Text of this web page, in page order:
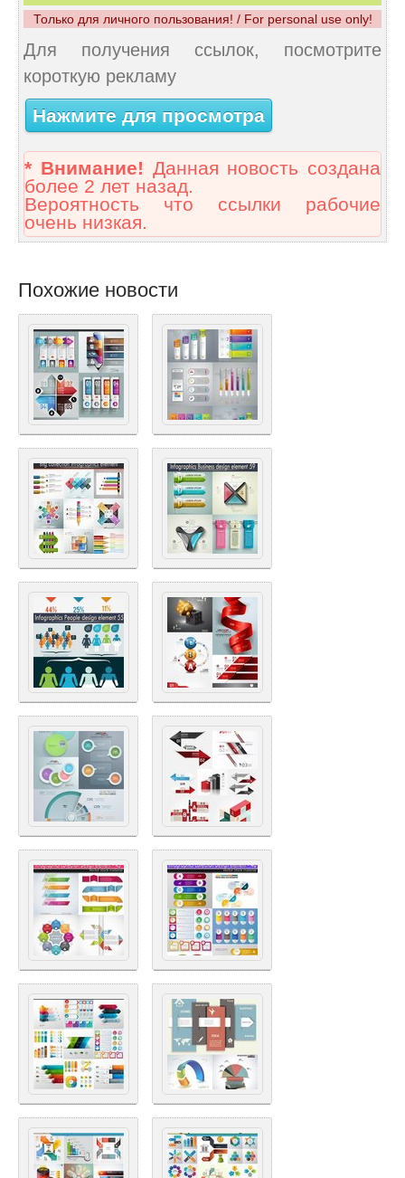
Только для личного пользования! / For personal use only!
Для получения ссылок, посмотрите
короткую рекламу
Нажмите для просмотра
* Внимание! Данная новость создана
более 2 лет назад.
Вероятность что ссылки рабочие
очень низкая.
Похожие новости